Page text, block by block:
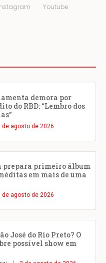
Youtube
demora por
do RBD: “Lembro dos
de agosto de 2026
primeiro álbum
em mais de uma
de agosto de 2026
José do Rio Preto? O
possível show em